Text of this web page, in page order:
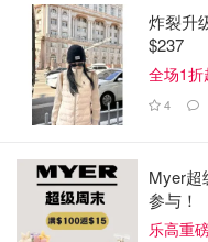
炸裂升
$237
全场1
4
Myer超
参与！
乐高重